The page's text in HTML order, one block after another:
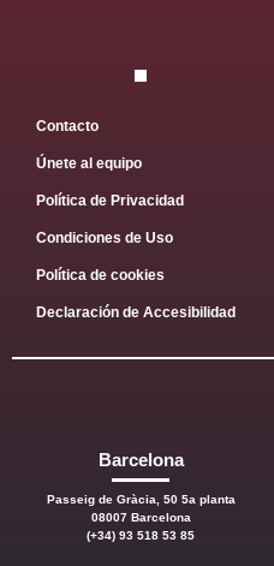
Contacto
Únete al equipo
Política de Privacidad
Condiciones de Uso
Política de cookies
Declaración de Accesibilidad
Barcelona
Passeig de Gràcia, 50 5a planta
08007 Barcelona
(+34) 93 518 53 85